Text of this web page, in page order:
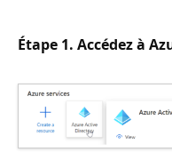
Étape 1. Accédez à